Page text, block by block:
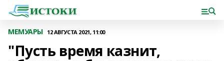
МЕМУАРЫ 12 АВГУСТА 2021, 11:00
"Пусть время казнит,